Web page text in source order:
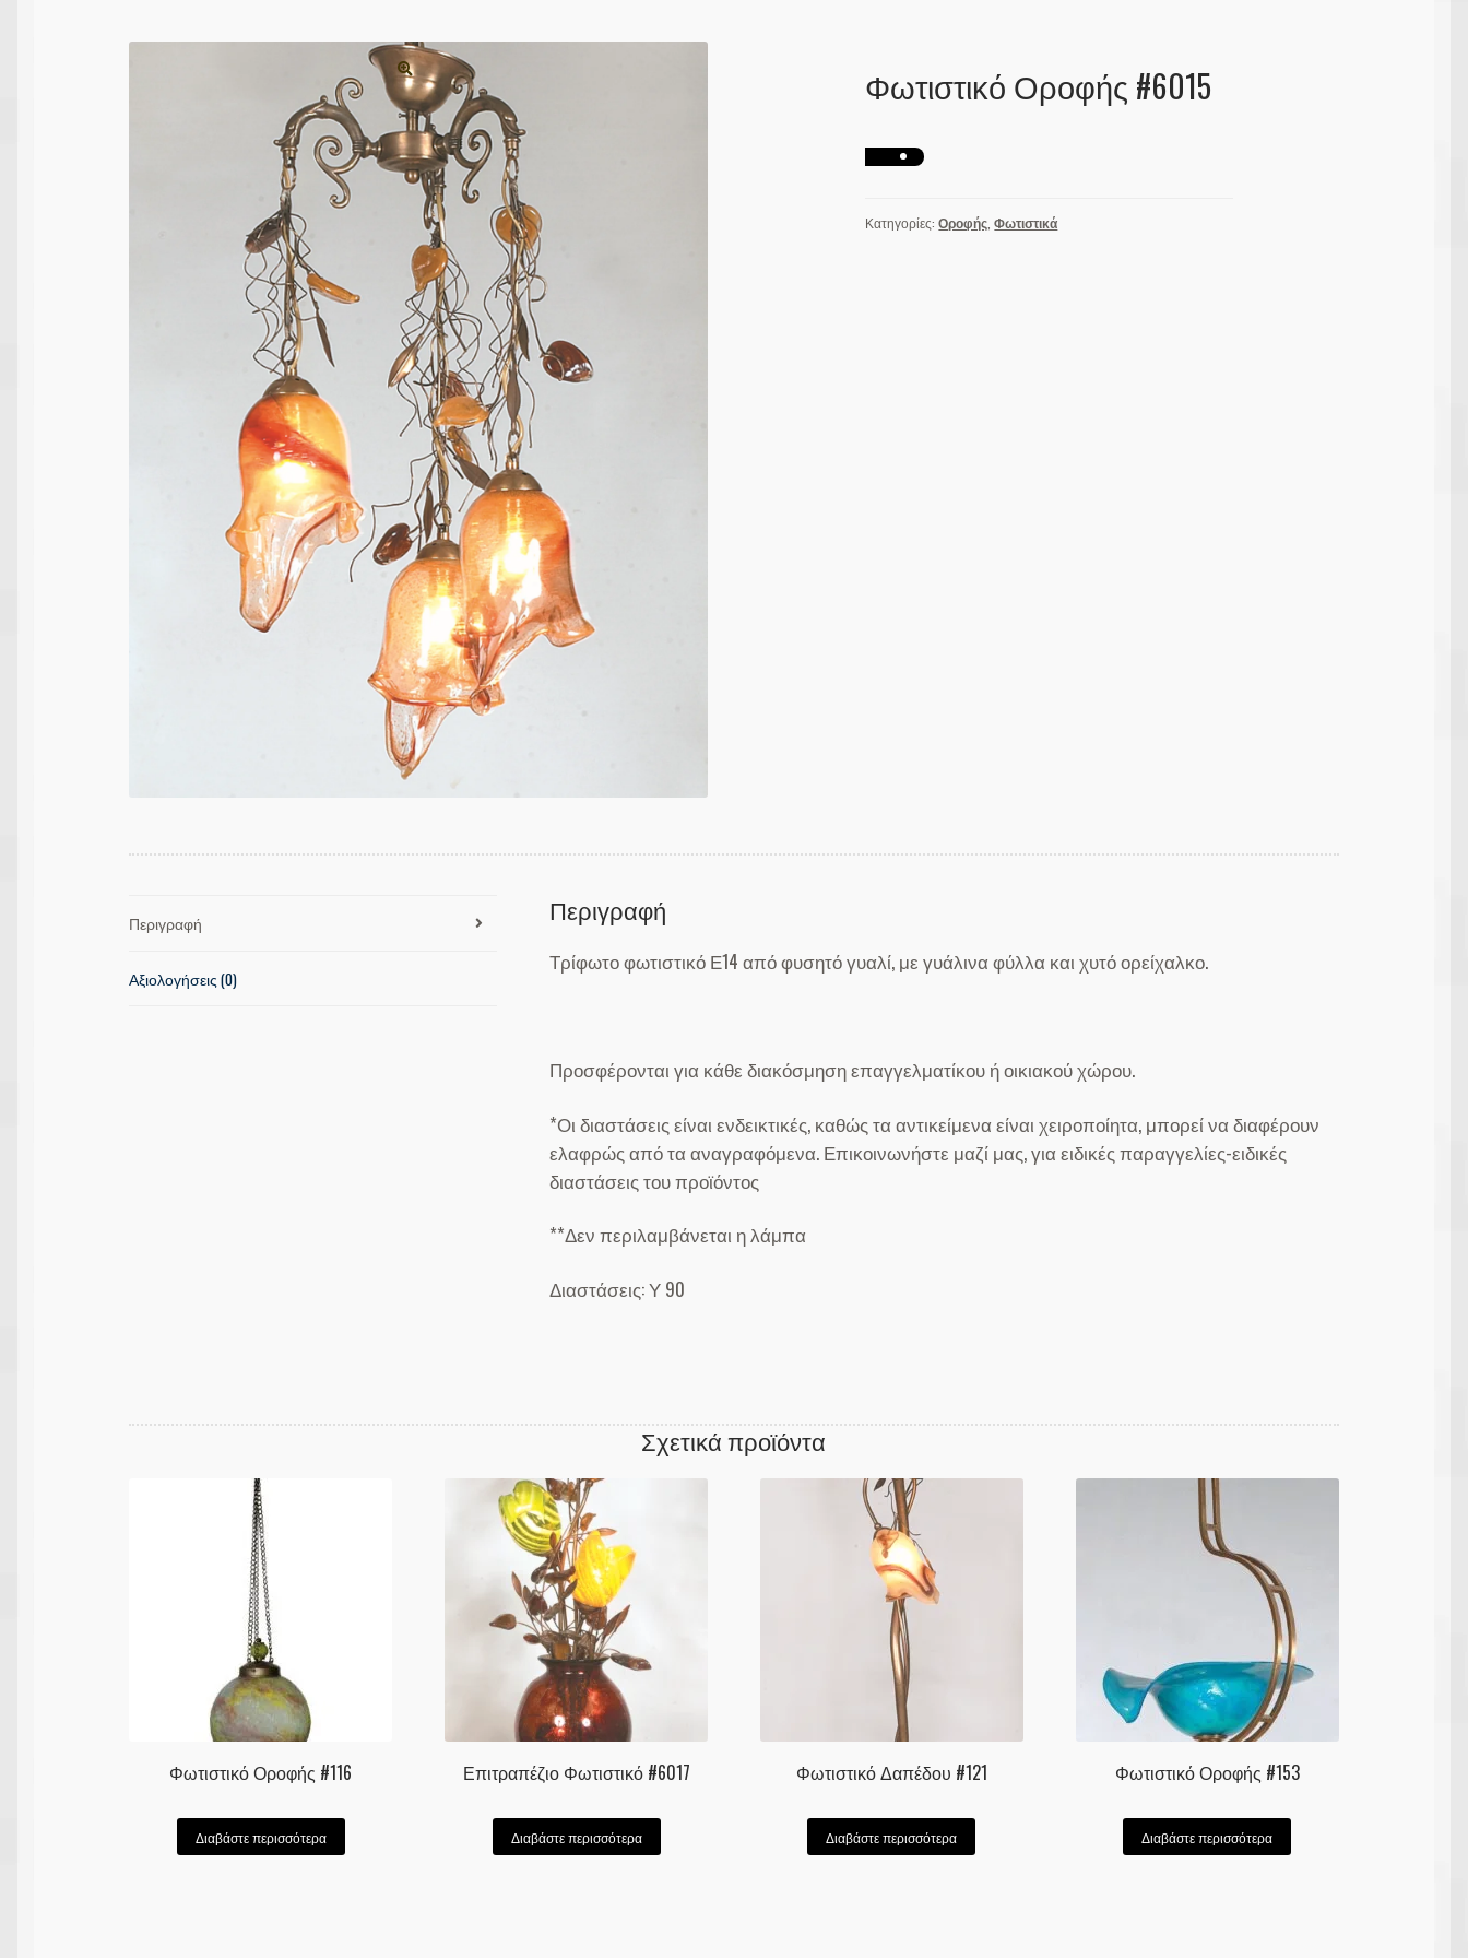
Φωτιστικό Οροφής #6015
Κατηγορίες:Οροφής ,Φωτιστικά
Περιγραφή
Αξιολογήσεις (0)
Περιγραφή
Τρίφωτο φωτιστικό Ε14 από φυσητό γυαλί, με γυάλινα φύλλα και χυτό ορείχαλκο.
Προσφέρονται για κάθε διακόσμηση επαγγελματίκου ή οικιακού χώρου.
*Οι διαστάσεις είναι ενδεικτικές, καθώς τα αντικείμενα είναι χειροποίητα, μπορεί να διαφέρουν
ελαφρώς από τα αναγραφόμενα. Επικοινωνήστε μαζί μας, για ειδικές παραγγελίες-ειδικές
διαστάσεις του προϊόντος
**Δεν περιλαμβάνεται η λάμπα
Διαστάσεις: Υ 90
Σχετικά προϊόντα
Φωτιστικό Οροφής #116
Διαβάστε περισσότερα
Επιτραπέζιο Φωτιστικό #6017
Διαβάστε περισσότερα
Φωτιστικό Δαπέδου #121
Διαβάστε περισσότερα
Φωτιστικό Οροφής #153
Διαβάστε περισσότερα